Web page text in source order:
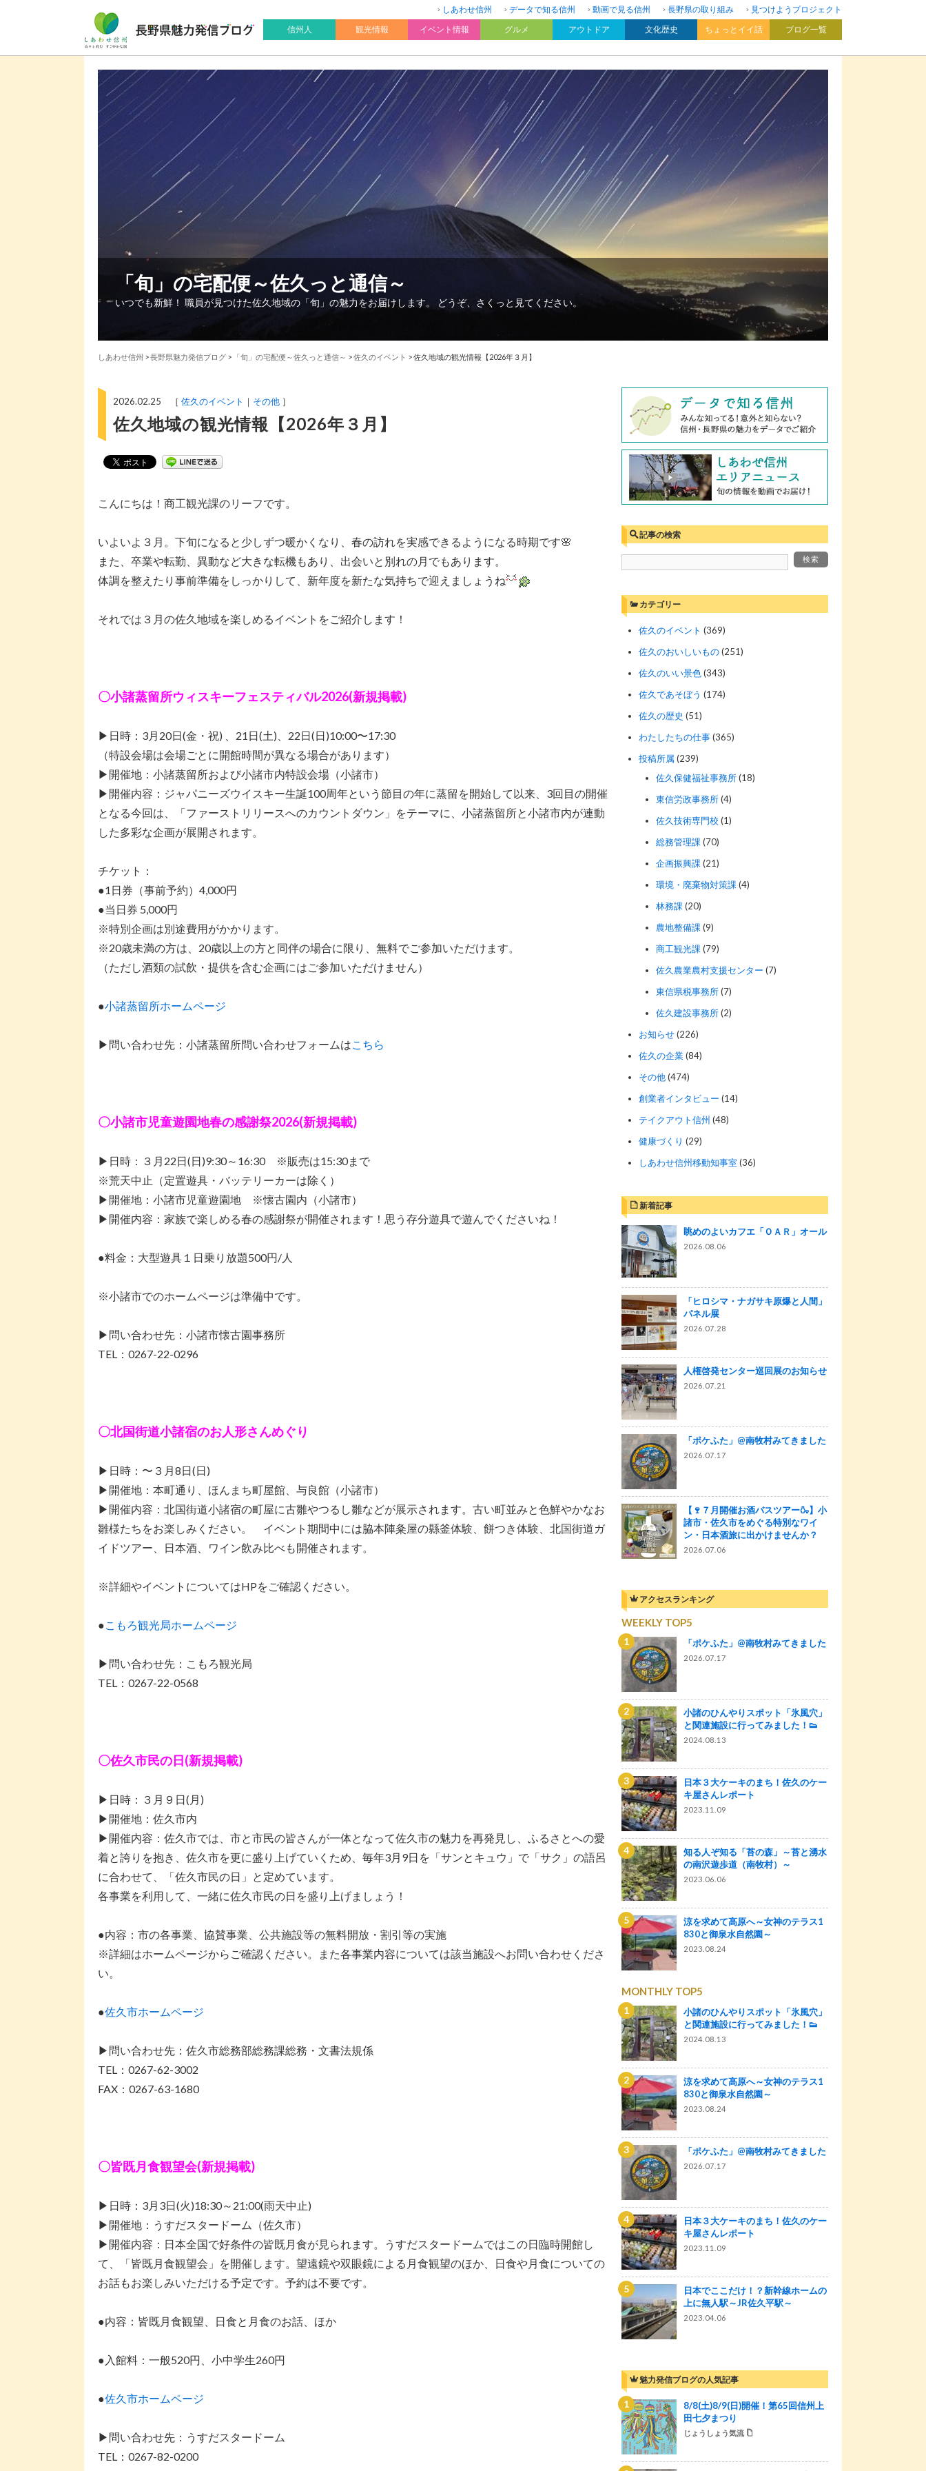
しあわせ信州 データで知る信州 動画で見る信州 長野県の取り組み
見つけようプロジェクト
信州人
観光情報 イベント情報 グルメ アウトドア 文化歴史 ちょっとイイ話 ブログ一覧
「旬」の宅配便～佐久っと通信～
いつでも新鮮！ 職員が見つけた佐久地域の「旬」の魅力をお届けします。 どうぞ、さくっと見てください。
しあわせ信州 >長野県魅力発信ブログ > 「旬」の宅配便～佐久っと通信～ >佐久のイベント >佐久地域の観光情報【2026年３月】
2026.02.25 ［ 佐久のイベント その他 ］
佐久地域の観光情報【2026年３月】
こんにちは！商工観光課のリーフです。
いよいよ３月。下旬になると少しずつ暖かくなり、春の訪れを実感できるようになる時期です🌸
また、卒業や転勤、異動など大きな転機もあり、出会いと別れの月でもあります。
体調を整えたり事前準備をしっかりして、新年度を新たな気持ちで迎えましょうね
それでは３月の佐久地域を楽しめるイベントをご紹介します！
〇小諸蒸留所ウィスキーフェスティバル2026(新規掲載)
▶日時：3月20日(金・祝) 、21日(土)、22日(日)10:00〜17:30
（特設会場は会場ごとに開館時間が異なる場合があります）
▶開催地：小諸蒸留所および小諸市内特設会場（小諸市）
▶開催内容：ジャパニーズウイスキー生誕100周年という節目の年に蒸留を開始して以来、3回目の開催
となる今回は、「ファーストリリースへのカウントダウン」をテーマに、小諸蒸留所と小諸市内が連動
した多彩な企画が展開されます。
チケット：
●1日券（事前予約）4,000円
●当日券 5,000円
※特別企画は別途費用がかかります。
※20歳未満の方は、20歳以上の方と同伴の場合に限り、無料でご参加いただけます。
（ただし酒類の試飲・提供を含む企画にはご参加いただけません）
●小諸蒸留所ホームページ
▶問い合わせ先：小諸蒸留所問い合わせフォームはこちら
〇小諸市児童遊園地春の感謝祭2026(新規掲載)
▶日時：３月22日(日)9:30～16:30 ※販売は15:30まで
※荒天中止（定置遊具・バッテリーカーは除く）
▶開催地：小諸市児童遊園地 ※懐古園内（小諸市）
▶開催内容：家族で楽しめる春の感謝祭が開催されます！思う存分遊具で遊んでくださいね！
●料金：大型遊具１日乗り放題500円/人
※小諸市でのホームページは準備中です。
▶問い合わせ先：小諸市懐古園事務所
TEL：0267-22-0296
〇北国街道小諸宿のお人形さんめぐり
▶日時：〜３月8日(日)
▶開催地：本町通り、ほんまち町屋館、与良館（小諸市）
▶開催内容：北国街道小諸宿の町屋に古雛やつるし雛などが展示されます。古い町並みと色鮮やかなお
雛様たちをお楽しみください。 イベント期間中には脇本陣粂屋の縣釜体験、餅つき体験、北国街道ガ
イドツアー、日本酒、ワイン飲み比べも開催されます。
※詳細やイベントについてはHPをご確認ください。
●こもろ観光局ホームページ
▶問い合わせ先：こもろ観光局
TEL：0267-22-0568
〇佐久市民の日(新規掲載)
▶日時：３月９日(月)
▶開催地：佐久市内
▶開催内容：佐久市では、市と市民の皆さんが一体となって佐久市の魅力を再発見し、ふるさとへの愛
着と誇りを抱き、佐久市を更に盛り上げていくため、毎年3月9日を「サンとキュウ」で「サク」の語呂
に合わせて、「佐久市民の日」と定めています。
各事業を利用して、一緒に佐久市民の日を盛り上げましょう！
●内容：市の各事業、協賛事業、公共施設等の無料開放・割引等の実施
※詳細はホームページからご確認ください。また各事業内容については該当施設へお問い合わせくださ
い。
●佐久市ホームページ
▶問い合わせ先：佐久市総務部総務課総務・文書法規係
TEL：0267-62-3002
FAX：0267-63-1680
〇皆既月食観望会(新規掲載)
▶日時：3月3日(火)18:30～21:00(雨天中止)
▶開催地：うすだスタードーム（佐久市）
▶開催内容：日本全国で好条件の皆既月食が見られます。うすだスタードームではこの日臨時開館し
て、「皆既月食観望会」を開催します。望遠鏡や双眼鏡による月食観望のほか、日食や月食についての
お話もお楽しみいただける予定です。予約は不要です。
●内容：皆既月食観望、日食と月食のお話、ほか
●入館料：一般520円、小中学生260円
●佐久市ホームページ
▶問い合わせ先：うすだスタードーム
TEL：0267-82-0200
記事の検索
カテゴリー
佐久のイベント (369)
佐久のおいしいもの(251)
佐久のいい景色(343)
佐久であそぼう (174)
佐久の歴史 (51)
わたしたちの仕事(365)
投稿所属(239)
佐久保健福祉事務所(18)
東信労政事務所(4)
佐久技術専門校 (1)
総務管理課 (70)
企画振興課 (21)
環境・廃棄物対策課 (4)
林務課 (20)
農地整備課 (9)
商工観光課 (79)
佐久農業農村支援センター (7)
東信県税事務所(7)
佐久建設事務所(2)
お知らせ(226)
佐久の企業(84)
その他(474)
創業者インタビュー (14)
テイクアウト信州 (48)
健康づくり (29)
しあわせ信州移動知事室(36)
新着記事
眺めのよいカフエ「ＯＡＲ」オール
2026.08.06
「ヒロシマ・ナガサキ原爆と人間」
パネル展
2026.07.28
人権啓発センター巡回展のお知らせ
2026.07.21
「ポケふた」@南牧村みてきました
2026.07.17
【🍷７月開催お酒バスツアー🍶】小
諸市・佐久市をめぐる特別なワイ
ン・日本酒旅に出かけませんか？
2026.07.06
アクセスランキング
WEEKLY TOP5
「ポケふた」@南牧村みてきました
2026.07.17
小諸のひんやりスポット「氷風穴」
と関連施設に行ってみました！👟
2024.08.13
日本３大ケーキのまち！佐久のケー
キ屋さんレポート
2023.11.09
知る人ぞ知る「苔の森」～苔と湧水
の南沢遊歩道（南牧村）～
2023.06.06
涼を求めて高原へ～女神のテラス1
830と御泉水自然園～
2023.08.24
MONTHLY TOP5
小諸のひんやりスポット「氷風穴」
と関連施設に行ってみました！👟
2024.08.13
涼を求めて高原へ～女神のテラス1
830と御泉水自然園～
2023.08.24
「ポケふた」@南牧村みてきました
2026.07.17
日本３大ケーキのまち！佐久のケー
キ屋さんレポート
2023.11.09
日本でここだけ！？新幹線ホームの
上に無人駅～JR佐久平駅～
2023.04.06
魅力発信ブログの人気記事
8/8(土)8/9(日)開催！第65回信州上
田七夕まつり
じょうしょう気流